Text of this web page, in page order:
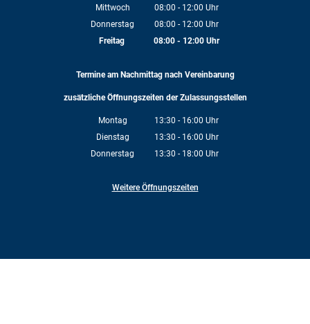
Von 08:00 bis 12:00 Uhr
Mittwoch 08:00 - 12:00 Uhr
Von 08:00 bis 12:00 Uhr
Donnerstag 08:00 - 12:00 Uhr
Von 08:00 bis 12:00 Uhr
Freitag 08:00- 12:00Uhr
Termine am Nachmittag nach Vereinbarung
zusätzliche Öffnungszeiten der Zulassungsstellen
Montag 13:30 - 16:00 Uhr
Von 13:30 bis 16:00 Uhr
Dienstag 13:30 - 16:00 Uhr
Von 13:30 bis 16:00 Uhr
Donnerstag 13:30 - 18:00 Uhr
Weitere Öffnungszeiten